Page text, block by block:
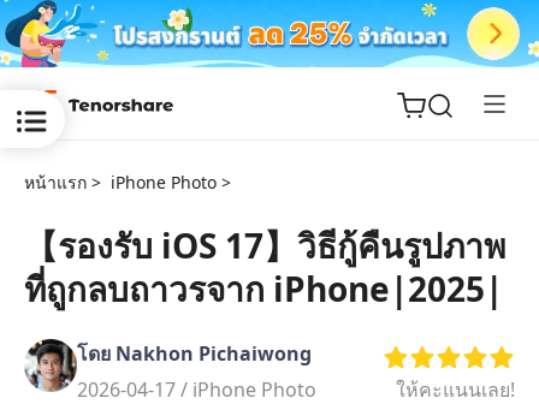
ReiBoot
for iOS
Tenorshare
New
หน้าแรก > iPhone Photo >
【รองรับ iOS 17】วิธีกู้คืนรูปภาพ
ที่ถูกลบถาวรจาก iPhone|2025|
โดย Nakhon Pichaiwong
2026-04-17 / iPhone Photo ให้คะแนนเลย!